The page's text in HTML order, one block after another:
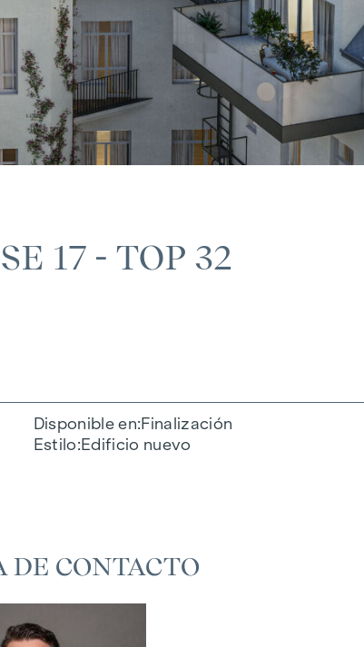
17 - TOP 32
Disponible en Finalización
Estilo Edificio nuevo
DE CONTACTO